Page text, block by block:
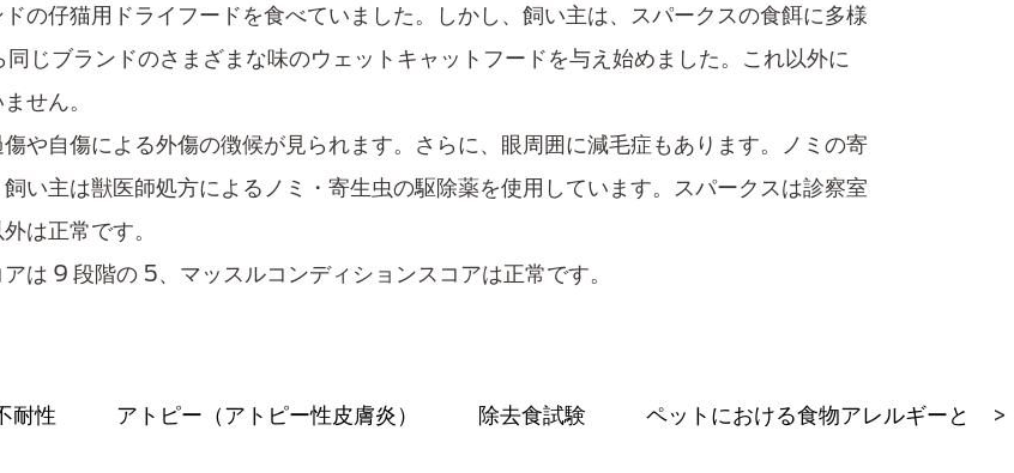
の仔猫用ドライフードを食べていました。しかし、飼い主は、スパークスの食餌に多様
じブランドのさまざまな味のウェットキャットフードを与え始めました。これ以外に
せん。
や自傷による外傷の徴候が見られます。さらに、眼周囲に減毛症もあります。ノミの寄
い主は獣医師処方によるノミ・寄生虫の駆除薬を使用しています。スパークスは診察室
は正常です。
は 9 段階の 5、マッスルコンディションスコアは正常です。
>
耐性 アトピー（アトピー性皮膚炎） 除去食試験 ペットにおける食物アレルギーと 食